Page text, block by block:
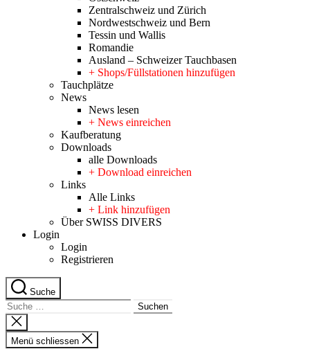
Zentralschweiz und Zürich
Nordwestschweiz und Bern
Tessin und Wallis
Romandie
Ausland – Schweizer Tauchbasen
+ Shops/Füllstationen hinzufügen
Tauchplätze
News
News lesen
+ News einreichen
Kaufberatung
Downloads
alle Downloads
+ Download einreichen
Links
Alle Links
+ Link hinzufügen
Über SWISS DIVERS
Login
Login
Registrieren
Suche
Suche
nach:
Suche
schliessen
Menü schliessen